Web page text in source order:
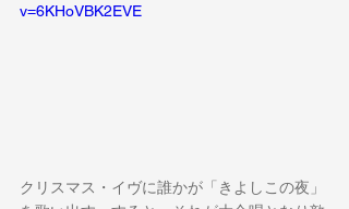
v=6KHoVBK2EVE
クリスマス・イヴに誰かが「きよしこの夜」